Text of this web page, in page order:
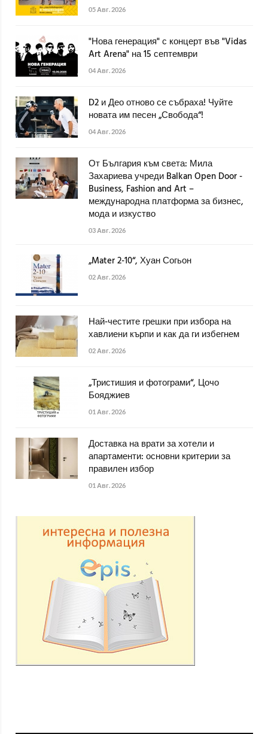
05 Авг. 2026
"Нова генерация" с концерт във "Vidas
Art Arena" на 15 септември
04 Авг. 2026
D2 и Део отново се събраха! Чуйте
новата им песен „Свобода“!
04 Авг. 2026
От България към света: Мила
Захариева учреди Balkan Open Door -
Business, Fashion and Art –
международна платформа за бизнес,
мода и изкуство
03 Авг. 2026
„Mater 2-10“, Хуан Согьон
02 Авг. 2026
Най-честите грешки при избора на
хавлиени кърпи и как да ги избегнем
02 Авг. 2026
„Тристишия и фотограми“, Цочо
Бояджиев
01 Авг. 2026
Доставка на врати за хотели и
апартаменти: основни критерии за
правилен избор
01 Авг. 2026